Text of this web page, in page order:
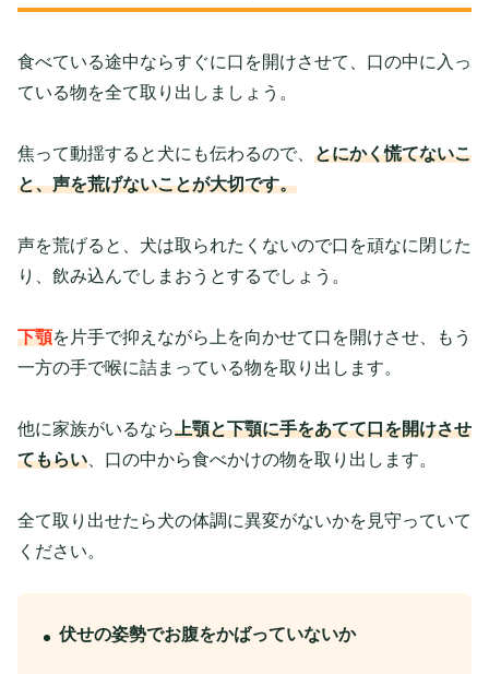
食べている途中ならすぐに口を開けさせて、口の中に入っ
ている物を全て取り出しましょう。
焦って動揺すると犬にも伝わるので、 とにかく慌てないこ
と、声を荒げないことが大切です。
声を荒げると、犬は取られたくないので口を頑なに閉じた
り、飲み込んでしまおうとするでしょう。
下顎を片手で抑えながら上を向かせて口を開けさせ、もう
一方の手で喉に詰まっている物を取り出します。
他に家族がいるなら上顎と下顎に手をあてて口を開けさせ
てもらい 、口の中から食べかけの物を取り出します。
全て取り出せたら犬の体調に異変がないかを見守っていて
ください。
伏せの姿勢でお腹をかばっていないか